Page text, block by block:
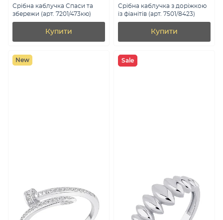
Срібна каблучка Спаси та
збережи (арт. 7201/473кю)
Купити
Срібна каблучка з доріжкою
із фіанітів (арт. 7501/8423)
Купити
New Sale